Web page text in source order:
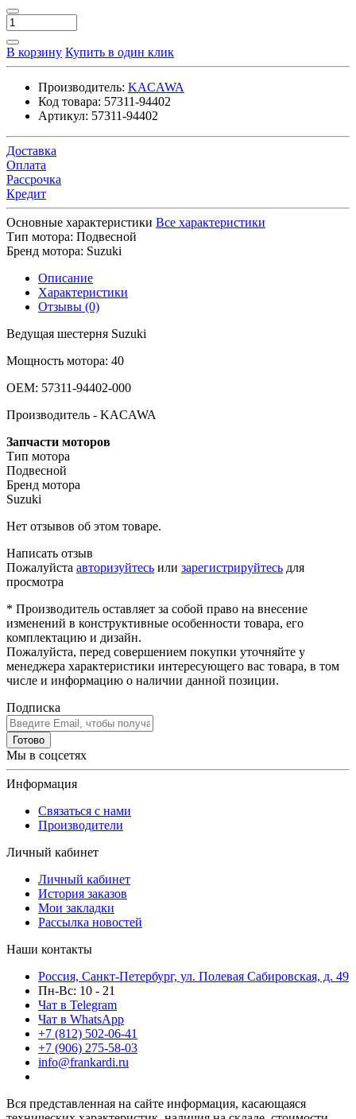
В корзину Купить в один клик
Производитель: KACAWA
Код товара: 57311-94402
Артикул: 57311-94402
Доставка
Оплата
Рассрочка
Кредит
Основные характеристики Все характеристики
Тип мотора: Подвесной
Бренд мотора: Suzuki
Описание
Характеристики
Отзывы (0)
Ведущая шестерня Suzuki
Мощность мотора: 40
OEM: 57311-94402-000
Производитель - KACAWA
Запчасти моторов
Тип мотора
Подвесной
Бренд мотора
Suzuki
Нет отзывов об этом товаре.
Написать отзыв
Пожалуйста авторизуйтесь или зарегистрируйтесь для
просмотра
* Производитель оставляет за собой право на внесение
изменений в конструктивные особенности товара, его
комплектацию и дизайн.
Пожалуйста, перед совершением покупки уточняйте у
менеджера характеристики интересующего вас товара, в том
числе и информацию о наличии данной позиции.
Подписка
Готово
Мы в соцсетях
Информация
Связаться с нами
Производители
Личный кабинет
Личный кабинет
История заказов
Мои закладки
Рассылка новостей
Наши контакты
Россия, Санкт-Петербург, ул. Полевая Сабировская, д. 49
Пн-Вс: 10 - 21
Чат в Telegram
Чат в WhatsApp
+7 (812) 502-06-41
+7 (906) 275-58-03
info@frankardi.ru
Вся представленная на сайте информация, касающаяся